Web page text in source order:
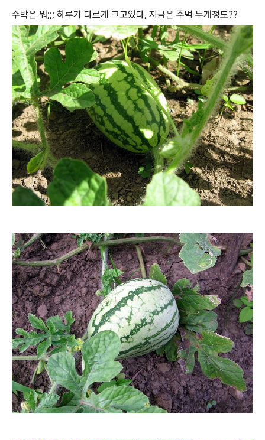
수박은 뭐;;; 하루가 다르게 크고있다, 지금은 주먹 두개정도??